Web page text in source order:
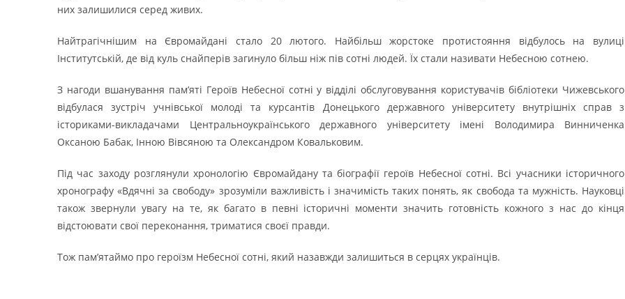
них залишилися серед живих.
Найтрагічнішим на Євромайдані стало 20 лютого. Найбільш жорстоке протистояння відбулось на вулиці
Інститутській, де від куль снайперів загинуло більш ніж пів сотні людей. Їх стали називати Небесною сотнею.
З нагоди вшанування пам’яті Героїв Небесної сотні у відділі обслуговування користувачів бібліотеки Чижевського
відбулася зустріч учнівської молоді та курсантів Донецького державного університету внутрішніх справ з
істориками-викладачами Центральноукраїнського державного університету імені Володимира Винниченка
Оксаною Бабак, Інною Вівсяною та Олександром Ковальковим.
Під час заходу розглянули хронологію Євромайдану та біографії героїв Небесної сотні. Всі учасники історичного
хронографу «Вдячні за свободу» зрозуміли важливість і значимість таких понять, як свобода та мужність. Науковці
також звернули увагу на те, як багато в певні історичні моменти значить готовність кожного з нас до кінця
відстоювати свої переконання, триматися своєї правди.
Тож пам’ятаймо про героїзм Небесної сотні, який назавжди залишиться в серцях українців.